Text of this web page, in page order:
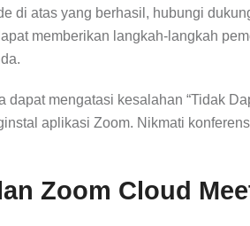
di atas yang berhasil, hubungi
memberikan langkah-langkah
mengatasi kesalahan “Tidak
aplikasi Zoom. Nikmati
Zoom Cloud